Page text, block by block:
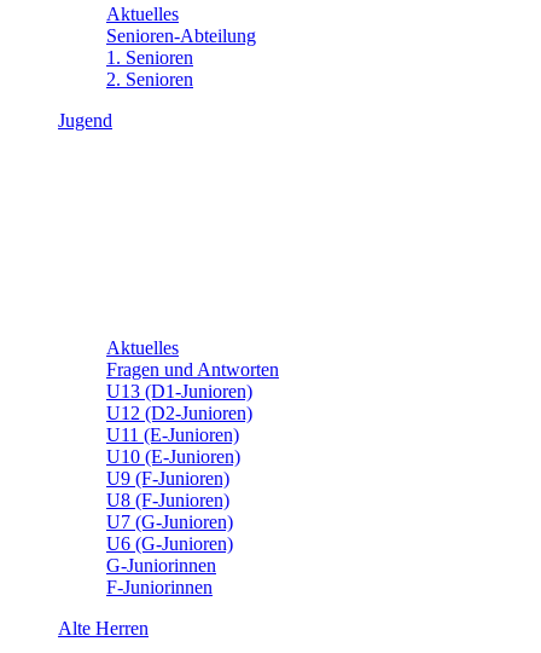
Aktuelles
Senioren-Abteilung
1. Senioren
2. Senioren
Jugend
Aktuelles
Fragen und Antworten
U13 (D1-Junioren)
U12 (D2-Junioren)
U11 (E-Junioren)
U10 (E-Junioren)
U9 (F-Junioren)
U8 (F-Junioren)
U7 (G-Junioren)
U6 (G-Junioren)
G-Juniorinnen
F-Juniorinnen
Alte Herren